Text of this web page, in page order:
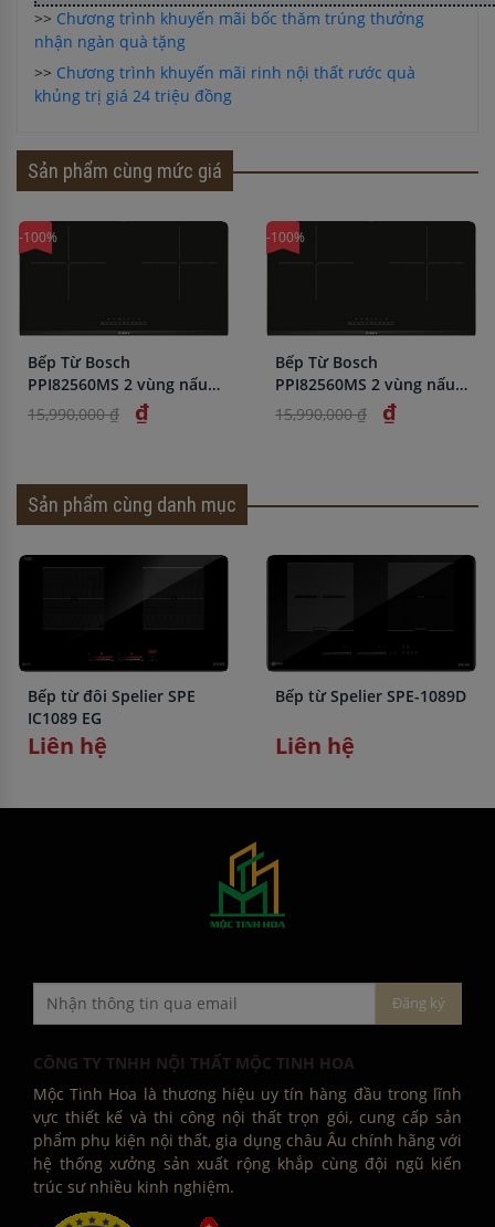
>> Chương trình khuyến mãi bốc thăm trúng thưởng
nhận ngàn quà tặng
>> Chương trình khuyến mãi rinh nội thất rước quà
khủng trị giá 24 triệu đồng
Sản phẩm cùng mức giá
-100%
Bếp Từ Bosch
PPI82560MS 2 vùng nấu
nhập khẩu chính hãng
15,990,000 ₫ ₫
-100%
Bếp Từ Bosch
PPI82560MS 2 vùng nấu
nhập khẩu chính hãng
15,990,000 ₫ ₫
Sản phẩm cùng danh mục
Bếp từ đôi Spelier SPE
IC1089 EG
Liên hệ
Bếp từ Spelier SPE-1089D
Liên hệ
CÔNG TY TNHH NỘI THẤT MỘC TINH HOA
Mộc Tinh Hoa là thương hiệu uy tín hàng đầu trong lĩnh
vực thiết kế và thi công nội thất trọn gói, cung cấp sản
phẩm phụ kiện nội thất, gia dụng châu Âu chính hãng với
hệ thống xưởng sản xuất rộng khắp cùng đội ngũ kiến
trúc sư nhiều kinh nghiệm.